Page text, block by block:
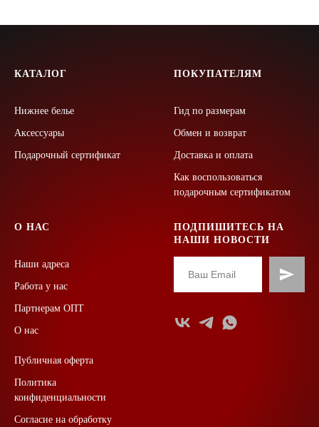
КАТАЛОГ
Нижнее белье
Аксессуары
Подарочный сертификат
ПОКУПАТЕЛЯМ
Гид по размерам
Обмен и возврат
Доставка и оплата
Как воспользоваться
подарочным сертификатом
О НАС
Наши адреса
Работа у нас
Партнерам ОПТ
О нас
Публичная оферта
Политика
конфиденциальности
Согласие на обработку
ПОДПИШИТЕСЬ НА
НАШИ НОВОСТИ